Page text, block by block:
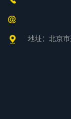
地址：北京